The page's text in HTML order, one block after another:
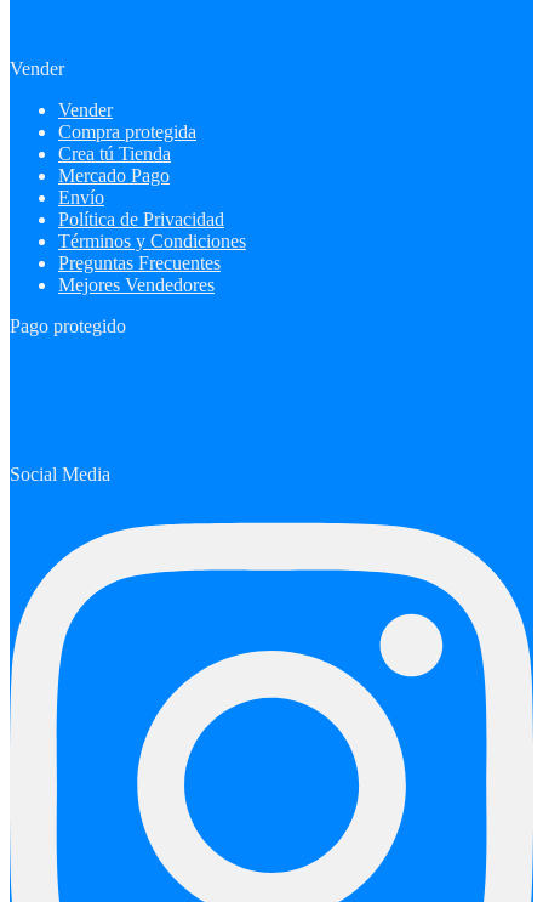
Vender
Vender
Compra protegida
Crea tú Tienda
Mercado Pago
Envío
Política de Privacidad
Términos y Condiciones
Preguntas Frecuentes
Mejores Vendedores
Pago protegido
Social Media